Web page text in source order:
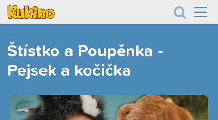
Štístko a Poupěnka -
Pejsek a kočička